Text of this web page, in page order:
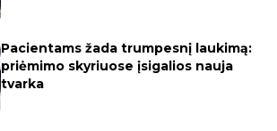
Pacientams žada trumpesnį laukimą:
priėmimo skyriuose įsigalios nauja
tvarka